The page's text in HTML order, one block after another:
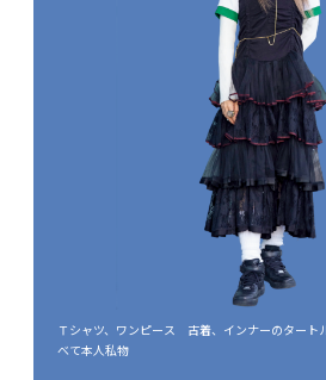
Ｔシャツ、ワンピース 古着、インナーのター
べて本人私物